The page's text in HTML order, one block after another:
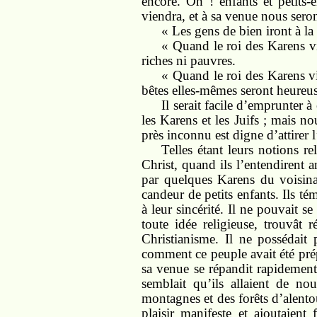
viendra, et à sa venue nous
« Les gens de bien iront à
« Quand le roi des Karens
riches ni pauvres.
« Quand le roi des Karens
bêtes elles-mêmes seront
Il serait facile d’emprunter
les Karens et les Juifs ; mais
près inconnu est digne d’attirer
Telles étant leurs notions
Christ, quand ils l’entendirent
par quelques Karens du
candeur de petits enfants. Ils
à leur sincérité. Il ne pouvait se
toute idée religieuse, trouvât
Christianisme. Il ne possédait
comment ce peuple avait été
sa venue se répandit
semblait qu’ils allaient de
montagnes et des forêts
plaisir manifeste et ajoutaient